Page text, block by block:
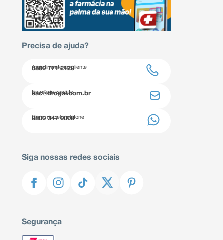
Precisa de ajuda?
Atendimento ao cliente
0800 771 2120
Entre em contato
sac@drogal.com.br
Compre pelo telefone
0800 347 0000
Siga nossas redes sociais
Segurança